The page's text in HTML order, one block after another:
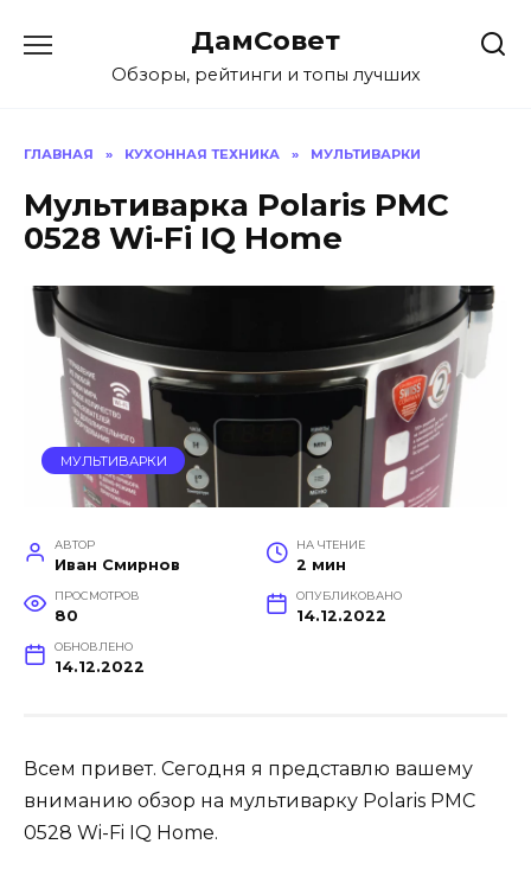
содержанию
ДамСовет
Обзоры, рейтинги и топы лучших
ГЛАВНАЯ » КУХОННАЯ ТЕХНИКА » МУЛЬТИВАРКИ
Мультиварка Polaris PMC
0528 Wi-Fi IQ Home
МУЛЬТИВАРКИ
АВТОР
Иван Смирнов
НА ЧТЕНИЕ
2 мин
ПРОСМОТРОВ
80
ОПУБЛИКОВАНО
14.12.2022
ОБНОВЛЕНО
14.12.2022
Всем привет. Сегодня я представлю вашему
вниманию обзор на мультиварку Polaris PMC
0528 Wi-Fi IQ Home.